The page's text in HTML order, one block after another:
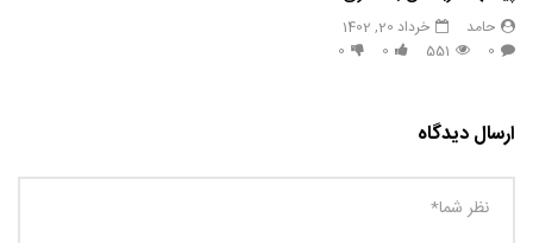
حامد
خرداد 20, 1402
0
551
0
0
ارسال دیدگاه